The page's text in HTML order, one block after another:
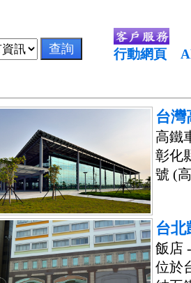
行動網頁
台灣
高鐵
彰化
號 (
台北
飯店
位於